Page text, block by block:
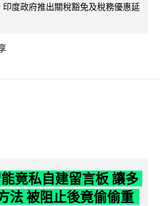
度政府推出關稅豁免及稅務優惠延
竟私自建留言板 讓多
法 被阻止後竟偷偷重